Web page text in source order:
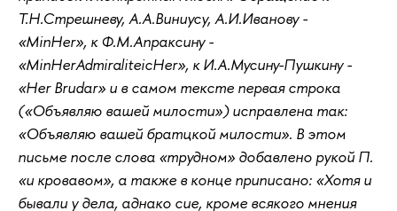
Т.Н.Стрешневу, А.А.Виниусу, А.И.Иванову -
«MinHer», к Ф.М.Апраксину -
«MinHerAdmiraliteicHer», к И.А.Мусину-Пушкину -
«Неr Brudar» и в самом тексте первая строка
(«Объявляю вашей милости») исправлена так:
«Объявляю вашей братцкой милости». В этом
письме после слова «трудном» добавлено рукой П.
«и кровавом», а также в конце приписано: «Хотя и
бывали у дела, аднако сие, кроме всякого мнения